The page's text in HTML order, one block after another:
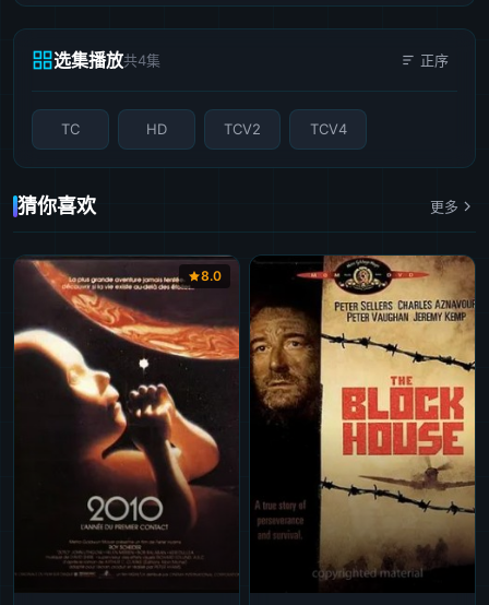
选集播放共4集 正序
TC HD TCV2 TCV4
猜你喜欢 更多
8.0